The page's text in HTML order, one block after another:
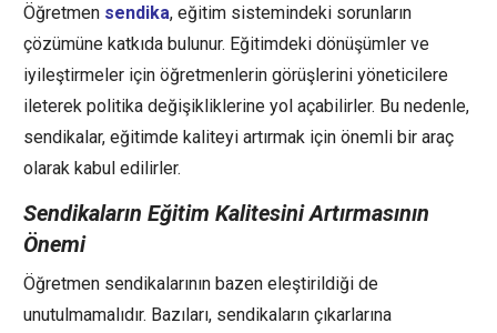
Öğretmen sendika, eğitim sistemindeki sorunların
çözümüne katkıda bulunur. Eğitimdeki dönüşümler ve
iyileştirmeler için öğretmenlerin görüşlerini yöneticilere
ileterek politika değişikliklerine yol açabilirler. Bu nedenle,
sendikalar, eğitimde kaliteyi artırmak için önemli bir araç
olarak kabul edilirler.
Sendikaların Eğitim Kalitesini Artırmasının
Önemi
Öğretmen sendikalarının bazen eleştirildiği de
unutulmamalıdır. Bazıları, sendikaların çıkarlarına